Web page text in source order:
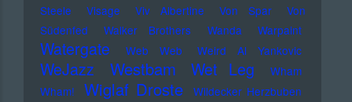
Steele
Visage Viv Albertine Von Spar
Von
Südenfed
Walker Brothers Wanda Warpaint
Watergate Web Web Weird Al Yankovic
WeJazz Westbam Wet Leg
Wham
Wham!
Wiglaf Droste
Wildecker Herzbuben